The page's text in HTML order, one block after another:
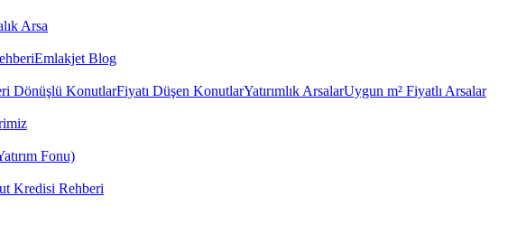
Arsa
Emlakjet Blog
Dönüşlü KonutlarFiyatı Düşen KonutlarYatırımlık ArsalarUygun m² Fiyatlı Arsalar
Fonu)
Kredisi Rehberi